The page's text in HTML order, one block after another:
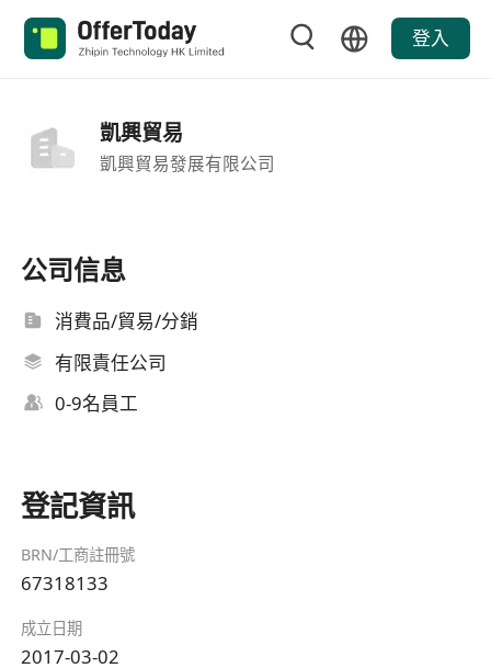
登入
凱興貿易
凱興貿易發展有限公司
公司信息
消費品/貿易/分銷
有限責任公司
0-9名員工
登記資訊
BRN/工商註冊號
67318133
成立日期
2017-03-02